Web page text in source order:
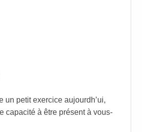
un petit exercice aujourdh’ui,
capacité à être présent à vous-